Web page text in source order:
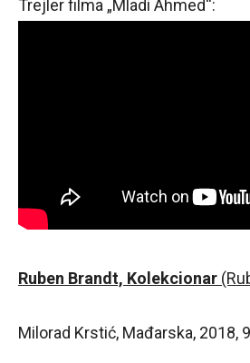
Trejler filma „Mladi Ahmed“:
Ruben Brandt, Kolekcionar
Milorad Krstić, Mađarska, 2018,